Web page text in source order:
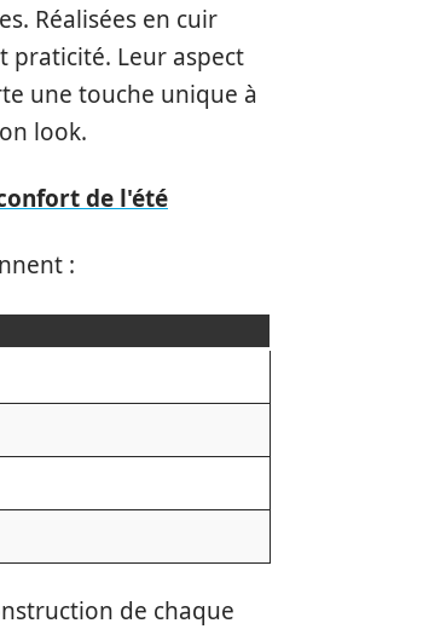
Réalisées en cuir
praticité. Leur aspect
une touche unique à
look.
de l'été
:
de chaque